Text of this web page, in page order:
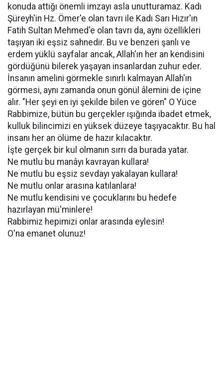
konuda attığı önemli imzayı asla unutturamaz. Kadı
Şüreyh'in Hz. Ömer'e olan tavrı ile Kadı Sarı Hızır'ın
Fatih Sultan Mehmed'e olan tavrı da, aynı özellikleri
taşıyan iki eşsiz sahnedir. Bu ve benzeri şanlı ve
erdem yüklü sayfalar ancak, Allah'ın her an kendisini
gördüğünü bilerek yaşayan insanlardan zuhur eder.
İnsanın amelini görmekle sınırlı kalmayan Allah'ın
görmesi, aynı zamanda onun gönül âlemini de içine
alır. "Her şeyi en iyi şekilde bilen ve gören" O Yüce
Rabbimize, bütün bu gerçekler ışığında ibadet etmek,
kulluk bilincimizi en yüksek düzeye taşıyacaktır. Bu hal
insanı her an ölüme de hazır kılacaktır.
İşte gerçek bir kul olmanın sırrı da burada yatar.
Ne mutlu bu manâyı kavrayan kullara!
Ne mutlu bu eşsiz sevdayı yakalayan kullara!
Ne mutlu onlar arasına katılanlara!
Ne mutlu kendisini ve çocuklarını bu hedefe
hazırlayan mü'minlere!
Rabbimiz hepimizi onlar arasında eylesin!
O'na emanet olunuz!